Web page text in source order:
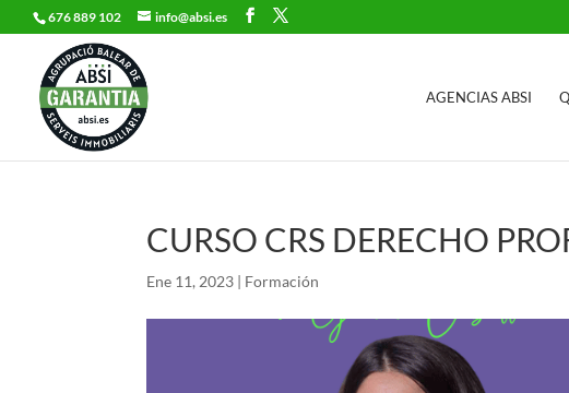
676 889 102 info@absi.es
AGENCIAS ABSI
CURSO CRS DERECHO
Ene 11, 2023 | Formación